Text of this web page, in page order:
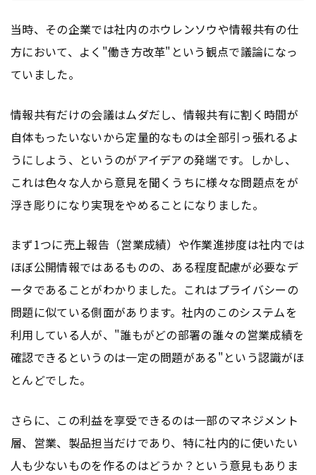
当時、その企業では社内のホウレンソウや情報共有の仕
方において、よく"働き方改革"という観点で議論になっ
ていました。
情報共有だけの会議はムダだし、情報共有に割く時間が
自体もったいないから定量的なものは全部引っ張れるよ
うにしよう、というのがアイデアの発端です。しかし、
これは色々な人から意見を聞くうちに様々な問題点をが
浮き彫りになり実現をやめることになりました。
まず1つに売上報告（営業成績）や作業進捗度は社内では
ほぼ公開情報ではあるものの、ある程度配慮が必要なデ
ータであることがわかりました。これはプライバシーの
問題に似ている側面があります。社内のこのシステムを
利用している人が、"誰もがどの部署の誰々の営業成績を
確認できるというのは一定の問題がある"という認識がほ
とんどでした。
さらに、この利益を享受できるのは一部のマネジメント
層、営業、製品担当だけであり、特に社内的に使いたい
人も少ないものを作るのはどうか？という意見もありま